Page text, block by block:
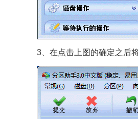
3、在点击上图的确定之后